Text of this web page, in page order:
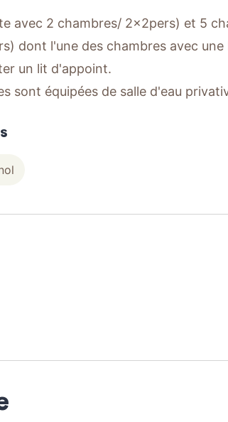
avec 2 chambres/ 2x2pers) et 5
dont l'une des chambres avec
un lit d'appoint.
sont équipées de salle d'eau